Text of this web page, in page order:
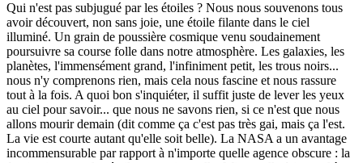
Qui n'est pas subjugué par les étoiles ? Nous nous souvenons tous
avoir découvert, non sans joie, une étoile filante dans le ciel
illuminé. Un grain de poussière cosmique venu soudainement
poursuivre sa course folle dans notre atmosphère. Les galaxies, les
planètes, l'immensément grand, l'infiniment petit, les trous noirs...
nous n'y comprenons rien, mais cela nous fascine et nous rassure
tout à la fois. A quoi bon s'inquiéter, il suffit juste de lever les yeux
au ciel pour savoir... que nous ne savons rien, si ce n'est que nous
allons mourir demain (dit comme ça c'est pas très gai, mais ça l'est.
La vie est courte autant qu'elle soit belle). La NASA a un avantage
incommensurable par rapport à n'importe quelle agence obscure : la